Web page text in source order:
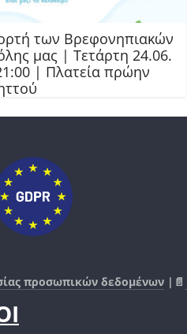
των Βρεφονηπιακών
μας | Τετάρτη 24.06.
| Πλατεία πρώην
προσωπικών δεδομένων |📄